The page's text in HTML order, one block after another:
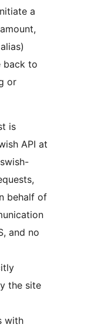
a
back to
or
is
API at
behalf of
and no
the site
with